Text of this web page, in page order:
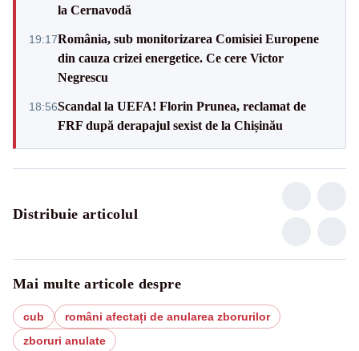
la Cernavodă
19:17România, sub monitorizarea Comisiei Europene
din cauza crizei energetice. Ce cere Victor
Negrescu
18:56Scandal la UEFA! Florin Prunea, reclamat de
FRF după derapajul sexist de la Chișinău
Distribuie articolul
Mai multe articole despre
cub
români afectați de anularea zborurilor
zboruri anulate